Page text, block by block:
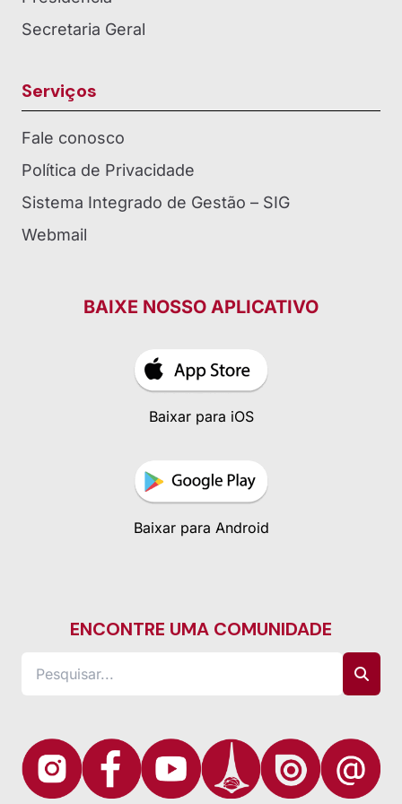
Secretaria Geral
Serviços
Fale conosco
Política de Privacidade
Sistema Integrado de Gestão – SIG
Webmail
BAIXE NOSSO APLICATIVO
Baixar para iOS
Baixar para Android
ENCONTRE UMA COMUNIDADE